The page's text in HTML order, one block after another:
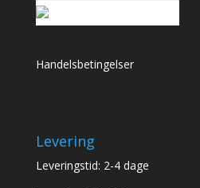
Handelsbetingelser
Levering
Leveringstid: 2-4 dage